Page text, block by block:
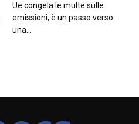
Ue congela le multe sulle
emissioni, è un passo verso
una...